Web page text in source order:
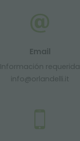
Email
Información requerida
info@orlandelli.it